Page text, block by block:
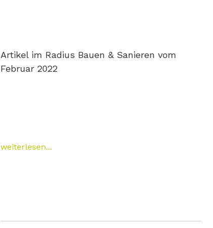
Artikel im Radius Bauen & Sanieren vom
Februar 2022
weiterlesen...